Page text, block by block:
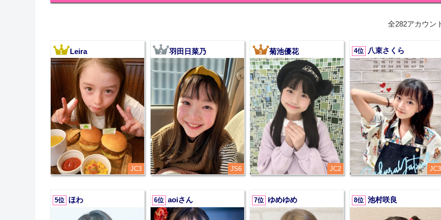
全282アカウン
1 Leira
JC3
2 羽田日菜乃
JS6
3 菊池優花
JC2
4位 八束さくら
JC3
5位 ほわ 6位 aoiさん 7位 ゆめゆめ 8位 池村咲良